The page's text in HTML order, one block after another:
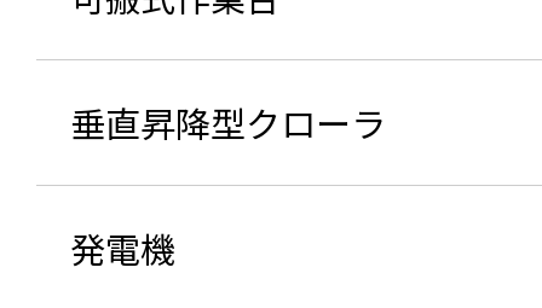
垂直昇降型クローラ
発電機